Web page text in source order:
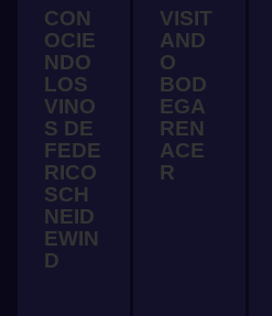
CON
OCIE
NDO
LOS
VINO
S DE
FEDE
RICO
SCH
NEID
EWIN
D
VISIT
AND
O
BOD
EGA
REN
ACE
R